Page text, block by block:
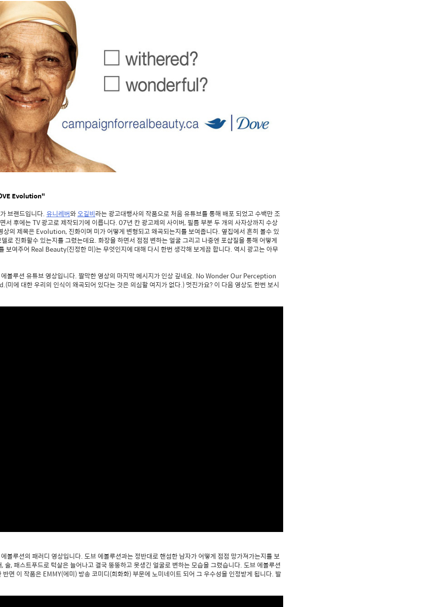
Evolution"
브랜드입니다.유니레버와오길비라는 광고대행사의 작품으로 처음 유튜브를 통해 배포 되었고 수백만 조
서 후에는 TV 광고로 제작되기에 이릅니다. 07년 칸 광고제의 사이버, 필름 부분 두 개의 사자상까지 수상
상의 제목은 Evolution, 진화이며 미가 어떻게 변형되고 왜곡되는지를 보여줍니다. 옆집에서 흔히 볼수 있
로 진화할수 있는지를 그렸는데요. 화장을 하면서 점점 변하는 얼굴 그리고 나중엔 포샵질을 통해 어떻게
보여주어 Real Beauty(진정한 미)는 무엇인지에 대해 다시 한번 생각해 보게끔 합니다. 역시 광고는 아무
볼루션 유튜브 영상입니다. 짤막한 영상의 마지막 메시지가 인상 깊네요. No Wonder Our Perception
에 대한 우리의 인식이 왜곡되어 있다는 것은 의심할 여지가 없다.) 멋진가요? 이 다음 영상도 한번 보시
볼루션의 패러디 영상입니다. 도브 에볼루션과는 정반대로 핸섬한 남자가 어떻게 점점 망가져가는지를 보
술, 패스트푸드로 턱살은 늘어나고 결국 뚱뚱하고 못생긴 얼굴로 변하는 모습을 그렸습니다. 도브 에볼루션
반면 이 작품은 EMMY(에미) 방송 코미디(희화화) 부문에 노미네이트 되어 그 우수성을 인정받게 됩니다. 발